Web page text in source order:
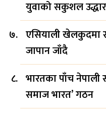
युवाको सकुशल उद्धार
एसियाली खेलकुदमा
जापान जाँदै
भारतका पाँच
समाज भारत’ गठन